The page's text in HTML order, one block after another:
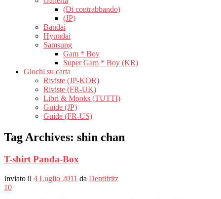
(Di contrabbando)
(JP)
Bandai
Hyundai
Samsung
Gam * Boy
Super Gam * Boy (KR)
Giochi su carta
Riviste (JP-KOR)
Riviste (FR-UK)
Libri & Mooks (TUTTI)
Guide (JP)
Guide (FR-US)
Tag Archives: shin chan
T-shirt Panda-Box
Inviato il 4 Luglio 2011 da Dentifritz
10